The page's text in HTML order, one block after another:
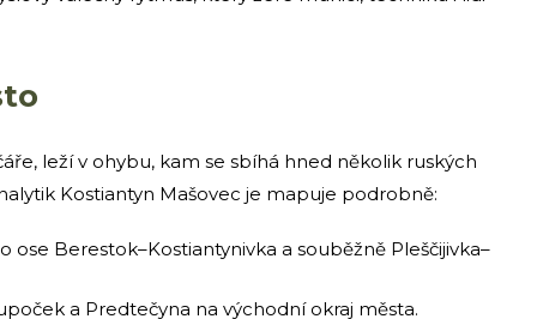
leží v ohybu, kam se sbíhá hned několik ruských
Kostiantyn Mašovec je mapuje podrobně:
ose Berestok–Kostiantynivka a souběžně Pleščijivka–
a Predtečyna na východní okraj města.